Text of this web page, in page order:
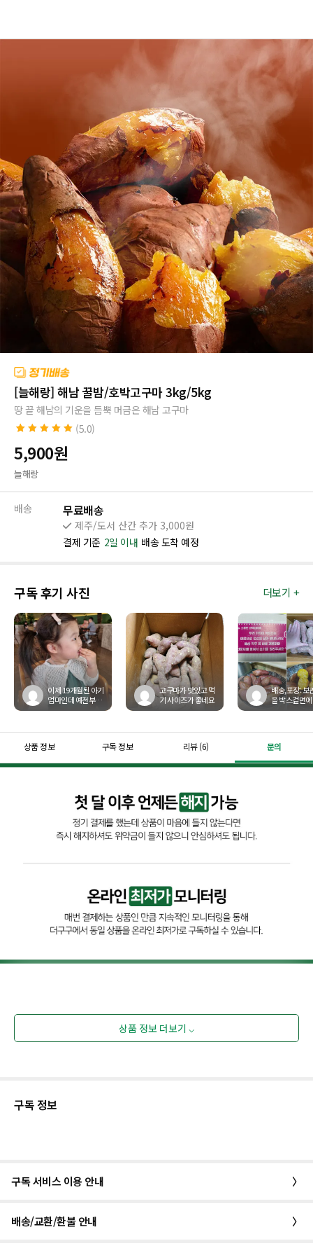
[늘해랑] 해남 꿀밤/호박고구마 3kg/5kg
땅 끝 해남의 기운을 듬뿍 머금은 해남 고구마
5.0 개의 고객
평가를 기준으
로 5점 만점에
점으로 평가됨
(5.0)
5,900원
늘해랑
배송 무료배송
제주/도서 산간 추가 3,000원
결제 기준 2일 이내 배송 도착 예정
구독 후기 사진 더보기 +
이제 19개월된 아기
엄마인데 예전부터
주 간식이 고구마 였
고구마가 맛있고 먹
기 사이즈가 좋네요
배송,포장: 보
을 박스겉면
잘보이게 붙
상품 정보 구독 정보 리뷰 (6) 문의
상품 정보 더보기 ⌵
구독 정보
구독 서비스 이용 안내 〉
배송/교환/환불 안내 〉